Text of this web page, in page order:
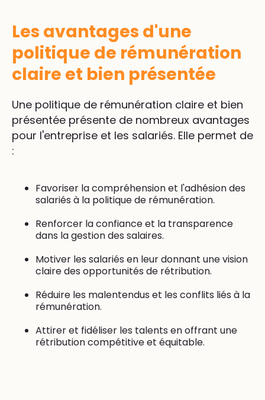
Les avantages d'une
politique de rémunération
claire et bien présentée
Une politique de rémunération claire et bien
présentée présente de nombreux avantages
pour l'entreprise et les salariés. Elle permet de
:
Favoriser la compréhension et l'adhésion des
salariés à la politique de rémunération.
Renforcer la confiance et la transparence
dans la gestion des salaires.
Motiver les salariés en leur donnant une vision
claire des opportunités de rétribution.
Réduire les malentendus et les conflits liés à la
rémunération.
Attirer et fidéliser les talents en offrant une
rétribution compétitive et équitable.